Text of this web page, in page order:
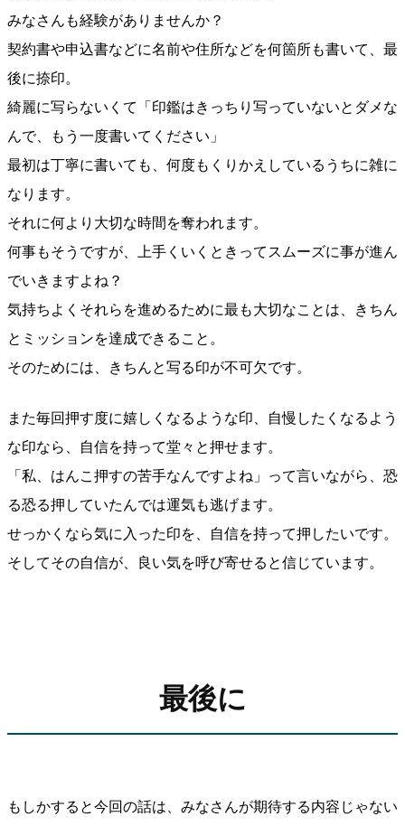
みなさんも経験がありませんか？
契約書や申込書などに名前や住所などを何箇所も書いて、最
後に捺印。
綺麗に写らないくて「印鑑はきっちり写っていないとダメな
んで、もう一度書いてください」
最初は丁寧に書いても、何度もくりかえしているうちに雑に
なります。
それに何より大切な時間を奪われます。
何事もそうですが、上手くいくときってスムーズに事が進ん
でいきますよね？
気持ちよくそれらを進めるために最も大切なことは、きちん
とミッションを達成できること。
そのためには、きちんと写る印が不可欠です。
また毎回押す度に嬉しくなるような印、自慢したくなるよう
な印なら、自信を持って堂々と押せます。
「私、はんこ押すの苦手なんですよね」って言いながら、恐
る恐る押していたんでは運気も逃げます。
せっかくなら気に入った印を、自信を持って押したいです。
そしてその自信が、良い気を呼び寄せると信じています。
最後に
もしかすると今回の話は、みなさんが期待する内容じゃない